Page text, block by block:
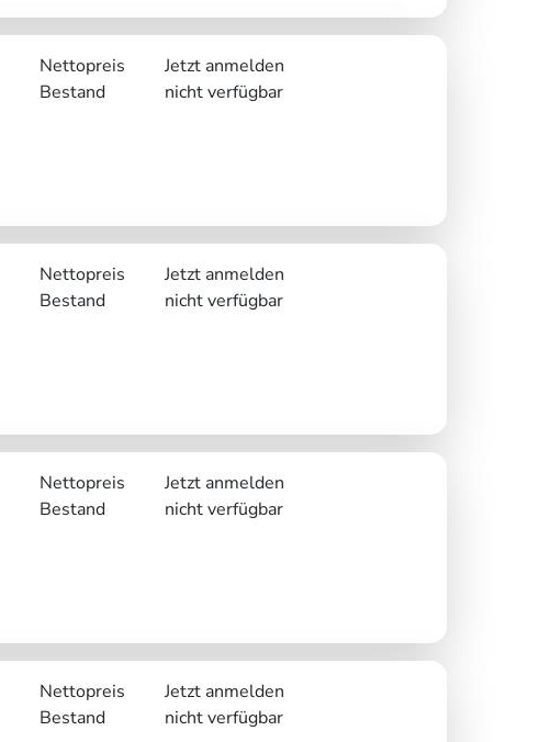
Nettopreis
Jetzt anmelden
Bestand
nicht verfügbar
Nettopreis
Jetzt anmelden
Bestand
nicht verfügbar
Nettopreis
Jetzt anmelden
Bestand
nicht verfügbar
Nettopreis
Jetzt anmelden
Bestand
nicht verfügbar